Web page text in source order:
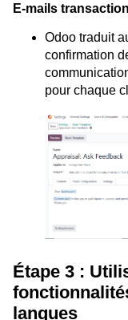
E-mails
Odoo traduit
confirmation
pour chaque
Étape 3 :
langues